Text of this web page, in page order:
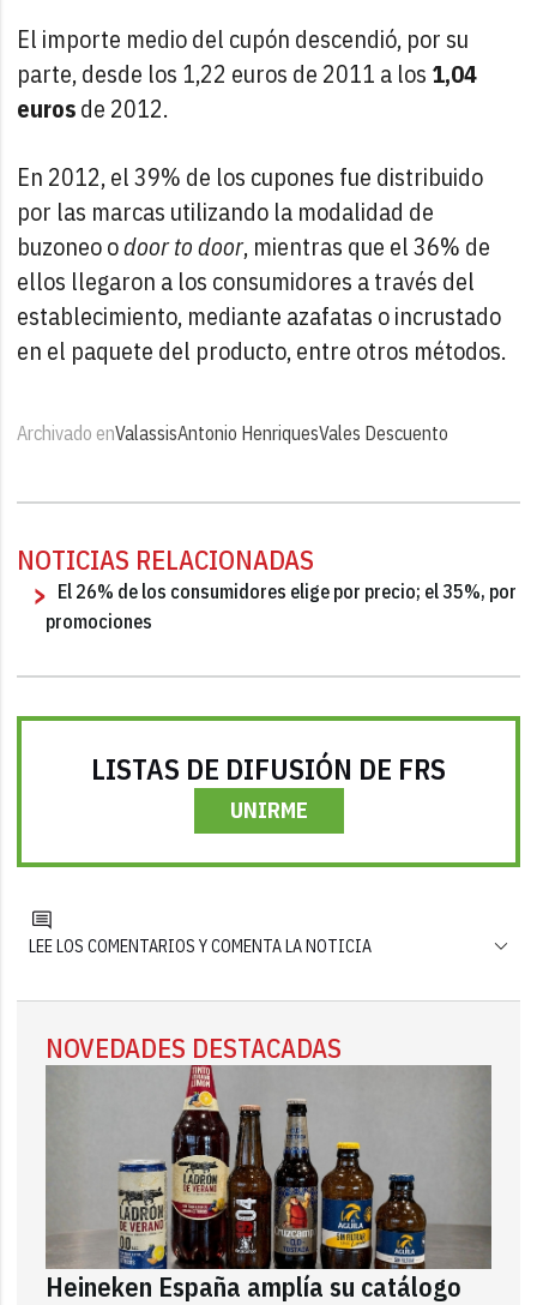
El importe medio del cupón descendió, por su
parte, desde los 1,22 euros de 2011 a los 1,04
eurosde 2012.
En 2012, el 39% de los cupones fue distribuido
por las marcas utilizando la modalidad de
buzoneo odoor to door, mientras que el 36% de
ellos llegaron a los consumidores a través del
establecimiento, mediante azafatas o incrustado
en el paquete del producto, entre otros métodos.
Archivado enValassisAntonio HenriquesVales Descuento
NOTICIAS RELACIONADAS
El 26% de los consumidores elige por precio; el 35%, por
promociones
LISTAS DE DIFUSIÓN DE FRS
UNIRME
LEE LOS COMENTARIOS Y COMENTA LA NOTICIA
NOVEDADES DESTACADAS
Heineken España amplía su catálogo